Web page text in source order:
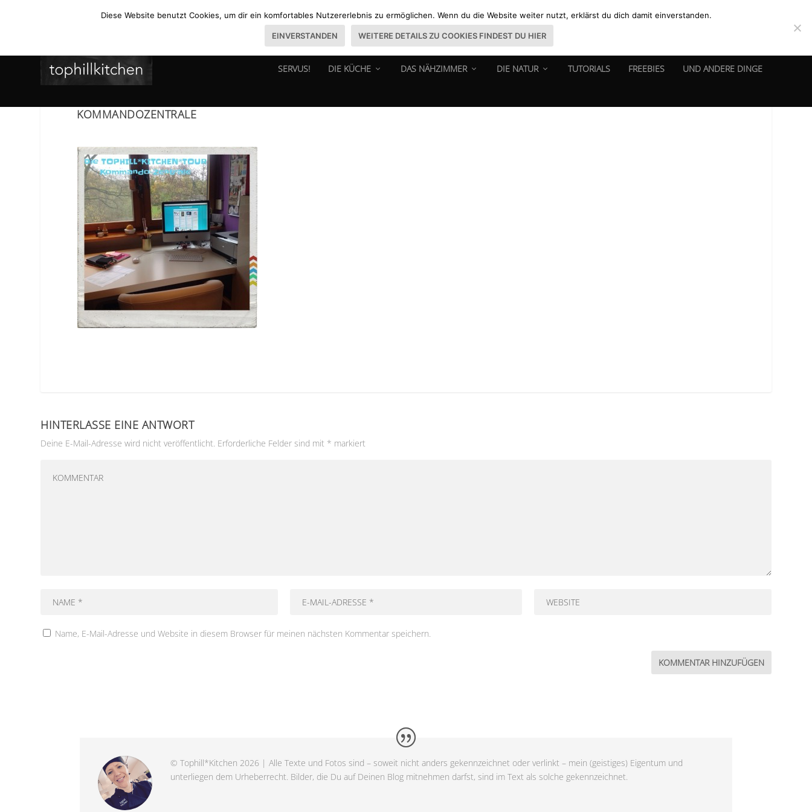
SERVUS! DIE KÜCHE DAS NÄHZIMMER DIE NATUR TUTORIALS FREEBIES UND ANDERE DINGE
KOMMANDOZENTRALE
HINTERLASSE EINE ANTWORT
Deine E-Mail-Adresse wird nicht veröffentlicht. Erforderliche Felder sind mit * markiert
Name, E-Mail-Adresse und Website in diesem Browser für meinen nächsten Kommentar speichern.
© Tophill*Kitchen 2026 | Alle Texte und Fotos sind – soweit nicht anders gekennzeichnet oder verlinkt – mein (geistiges) Eigentum und
unterliegen dem Urheberrecht. Bilder, die Du auf Deinen Blog mitnehmen darfst, sind im Text als solche gekennzeichnet.
Diese Website benutzt Cookies, um dir ein komfortables Nutzererlebnis zu ermöglichen. Wenn du die Website weiter nutzt, erklärst du dich damit einverstanden.
EINVERSTANDEN WEITERE DETAILS ZU COOKIES FINDEST DU HIER